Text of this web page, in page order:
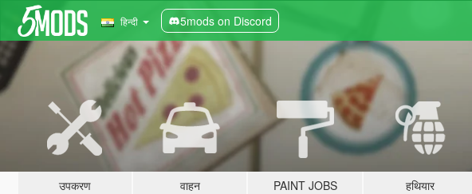
हिन्दी 5mods on Discord
उपकरण वाहन PAINT JOBS हथियार